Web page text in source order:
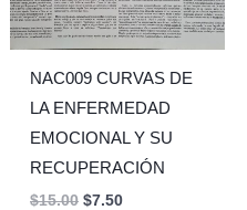
NAC009 CURVAS DE
LA ENFERMEDAD
EMOCIONAL Y SU
RECUPERACIÓN
$15.00 $7.50